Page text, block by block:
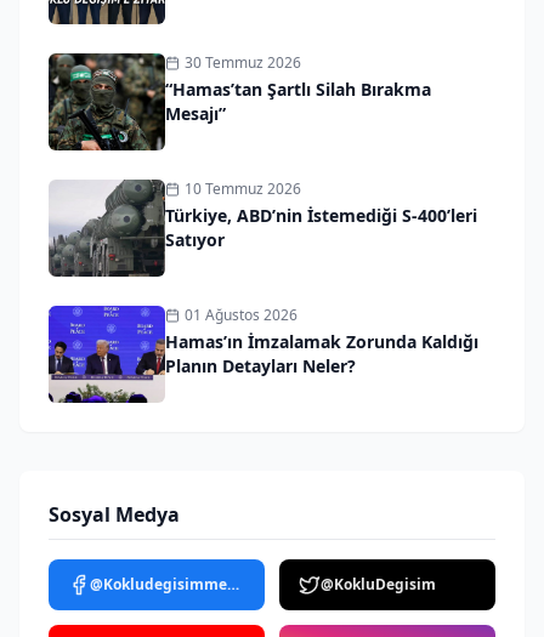
30 Temmuz 2026
“Hamas’tan Şartlı Silah Bırakma
Mesajı”
10 Temmuz 2026
Türkiye, ABD’nin İstemediği S-400’leri
Satıyor
01 Ağustos 2026
Hamas’ın İmzalamak Zorunda Kaldığı
Planın Detayları Neler?
Sosyal Medya
@Kokludegisimmedya @KokluDegisim